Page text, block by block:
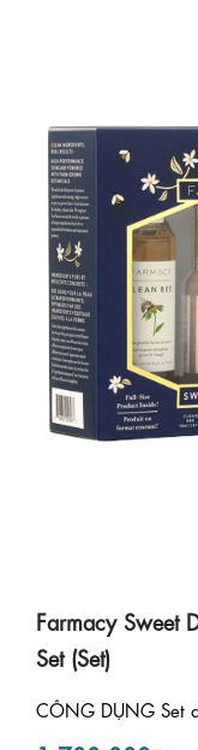
Farmacy Sweet
Set (Set)
CÔNG DỤNG Set